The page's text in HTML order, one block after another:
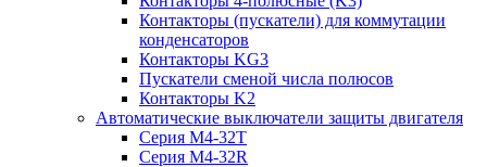
Контакторы (пускатели) для коммутации
конденсаторов
Контакторы KG3
Пускатели сменой числа полюсов
Контакторы K2
Автоматические выключатели защиты двигателя
Серия M4-32T
Серия M4-32R